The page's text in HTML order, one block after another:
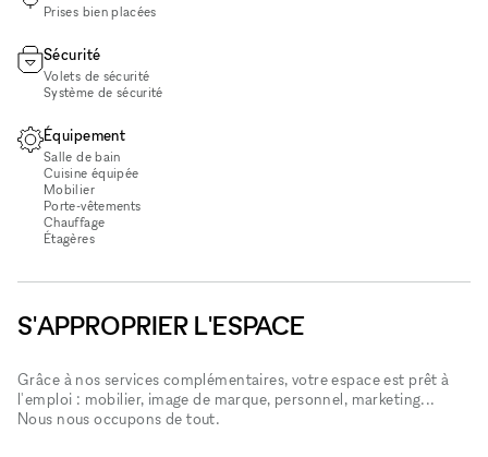
Prises bien placées
Sécurité
Volets de sécurité
Système de sécurité
Équipement
Salle de bain
Cuisine équipée
Mobilier
Porte-vêtements
Chauffage
Étagères
S'APPROPRIER L'ESPACE
Grâce à nos services complémentaires, votre espace est prêt à
l'emploi : mobilier, image de marque, personnel, marketing...
Nous nous occupons de tout.